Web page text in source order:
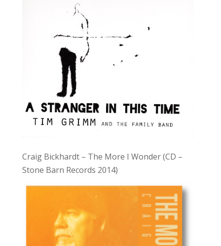
Craig Bickhardt – The More I Wonder (CD –
Stone Barn Records 2014)